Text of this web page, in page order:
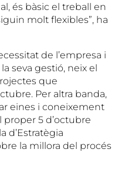
és bàsic el treball en
molt flexibles”, ha
de l’empresa i
seva gestió, neix el
que
Per altra banda,
eines i coneixement
proper 5 d’octubre
d’Estratègia
la millora del procés